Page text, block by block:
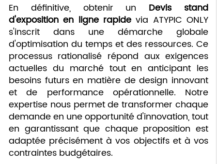
En définitive, obtenir un Devis stand
d'exposition en ligne rapide via ATYPIC ONLY
s'inscrit dans une démarche globale
d'optimisation du temps et des ressources. Ce
processus rationalisé répond aux exigences
actuelles du marché tout en anticipant les
besoins futurs en matière de design innovant
et de performance opérationnelle. Notre
expertise nous permet de transformer chaque
demande en une opportunité d'innovation, tout
en garantissant que chaque proposition est
adaptée précisément à vos objectifs et à vos
contraintes budgétaires.